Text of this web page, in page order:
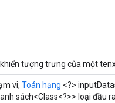
tượng trưng của một
vi, Toán hạng <?>
sách<Class<?>> loại đầu